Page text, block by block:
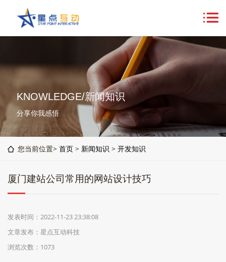
KNOWLEDGE/新闻知识
分享你我感悟
您当前位置> 首页 > 新闻知识 > 开发知识
厦门建站公司常用的网站设计技巧
发表时间：2022-11-23 23:38:08
文章发布：星点互动科技
浏览次数： 1073